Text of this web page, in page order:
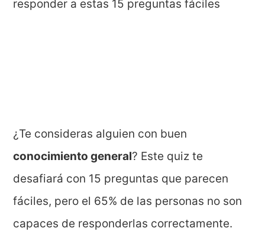
¿Te consideras alguien con buen
conocimiento general? Este quiz te
desafiará con 15 preguntas que parecen
fáciles, pero el 65% de las personas no son
capaces de responderlas correctamente.